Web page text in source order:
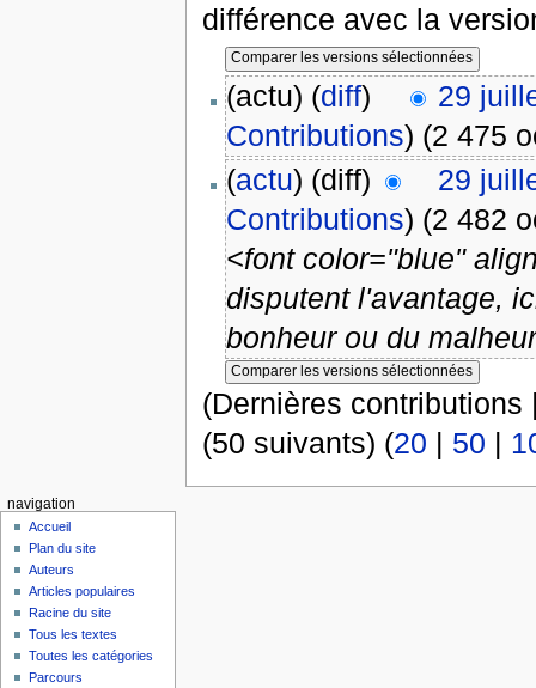
différence avec la
(actu) (diff)
29
Contributions) (2 475
(actu) (diff)
29
Contributions) (2 482
<font color="blue"
disputent l'avantage,
bonheur ou du
(Dernières
(50 suivants) (20 | 50 |
navigation
Accueil
Plan du site
Auteurs
Articles populaires
Racine du site
Tous les textes
Toutes les catégories
Parcours